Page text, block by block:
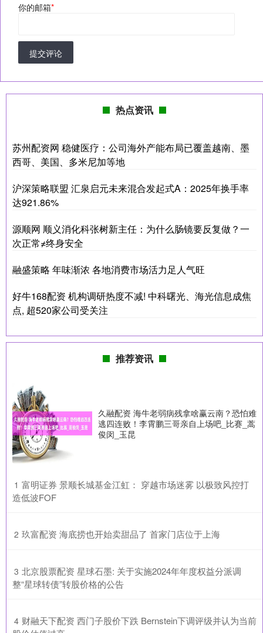
你的邮箱*
提交评论
热点资讯
苏州配资网 稳健医疗：公司海外产能布局已覆盖越南、墨
西哥、美国、多米尼加等地
沪深策略联盟 汇泉启元未来混合发起式A：2025年换手率
达921.86%
源顺网 顺义消化科张树新主任：为什么肠镜要反复做？一
次正常≠终身安全
融盛策略 年味渐浓 各地消费市场活力足人气旺
好牛168配资 机构调研热度不减! 中科曙光、海光信息成焦
点, 超520家公司受关注
推荐资讯
久融配资 海牛老弱病残拿啥赢云南？恐怕难
逃四连败！李霄鹏三哥亲自上场吧_比赛_蒿
俊闵_玉昆
1 ​富明证券 景顺长城基金江虹： 穿越市场迷雾 以极致风控打
造低波FOF
2 ​玖富配资 海底捞也开始卖甜品了 首家门店位于上海
3 ​北京股票配资 星球石墨: 关于实施2024年年度权益分派调
整“星球转债”转股价格的公告
4 ​财融天下配资 西门子股价下跌 Bernstein下调评级并认为当前